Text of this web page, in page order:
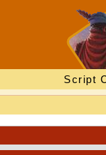
Script